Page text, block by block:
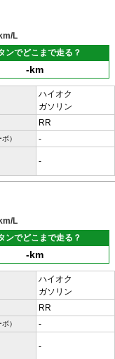
L
ンでどこまで走る？
-km
ハイオク
ガソリン
RR
） -
-
L
ンでどこまで走る？
-km
ハイオク
ガソリン
RR
） -
-